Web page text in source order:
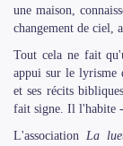
une maison,
changement de ciel,
Tout cela ne fait
appui sur le lyrisme
et ses récits
fait signe. Il l'habite -
L'association La